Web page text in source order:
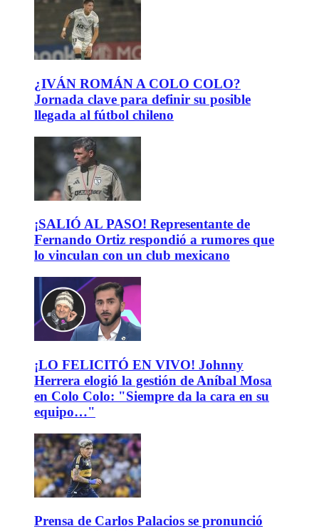
¿IVÁN ROMÁN A COLO COLO?
Jornada clave para definir su posible
llegada al fútbol chileno
¡SALIÓ AL PASO! Representante de
Fernando Ortiz respondió a rumores que
lo vinculan con un club mexicano
¡LO FELICITÓ EN VIVO! Johnny
Herrera elogió la gestión de Aníbal Mosa
en Colo Colo: "Siempre da la cara en su
equipo…"
Prensa de Carlos Palacios se pronunció